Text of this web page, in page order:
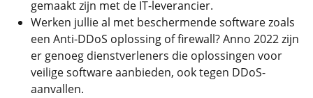
gemaakt zijn met de IT-leverancier.
Werken jullie al met beschermende software zoals
een Anti-DDoS oplossing of firewall? Anno 2022 zijn
er genoeg dienstverleners die oplossingen voor
veilige software aanbieden, ook tegen DDoS-
aanvallen.